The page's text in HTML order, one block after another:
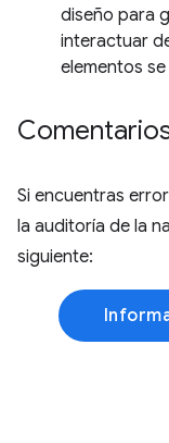
diseño para
interactuar
elementos
Si encuentras
la auditoría de la
siguiente: